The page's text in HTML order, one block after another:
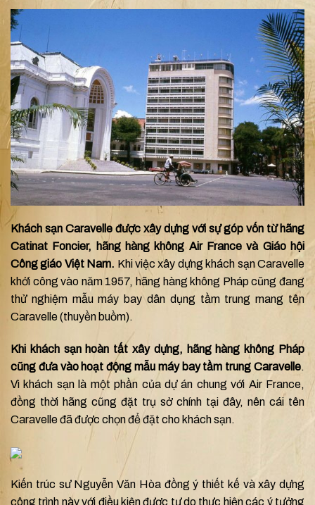
Khách sạn Caravelle được xây dựng với sự góp vốn từ hãng
Catinat Foncier, hãng hàng không Air France và Giáo hội
Công giáo Việt Nam. Khi việc xây dựng khách sạn Caravelle
khởi công vào năm 1957, hãng hàng không Pháp cũng đang
thử nghiệm mẫu máy bay dân dụng tầm trung mang tên
Caravelle (thuyền buồm).
Khi khách sạn hoàn tất xây dựng, hãng hàng không Pháp
cũng đưa vào hoạt động mẫu máy bay tầm trung Caravelle.
Vì khách sạn là một phần của dự án chung với Air France,
đồng thời hãng cũng đặt trụ sở chính tại đây, nên cái tên
Caravelle đã được chọn để đặt cho khách sạn.
Kiến trúc sư Nguyễn Văn Hòa đồng ý thiết kế và xây dựng
công trình này với điều kiện được tự do thực hiện các ý tưởng